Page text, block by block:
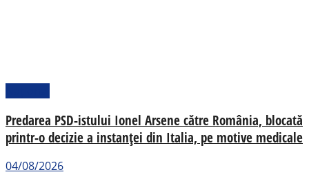
Predarea PSD-istului Ionel Arsene către România, blocată
printr-o decizie a instanței din Italia, pe motive medicale
04/08/2026